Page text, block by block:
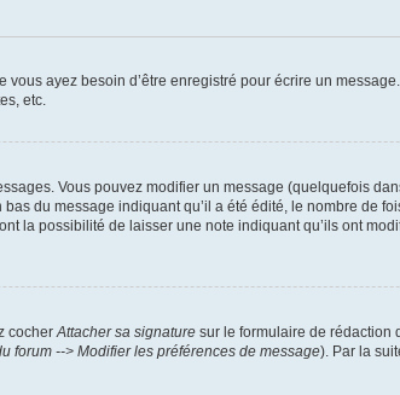
ayez besoin d’être enregistré pour écrire un
etc.
Vous pouvez modifier un message (quelquefois
du message indiquant qu’il a été édité, le nombre de
la possibilité de laisser une note indiquant qu’ils ont
cocher Attacher sa signature sur le formulaire de rédaction
forum --> Modifier les préférences de message). Par la